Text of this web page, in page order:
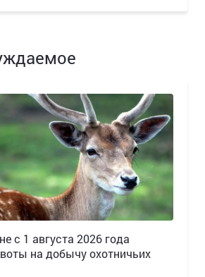
с 1 августа 2026 года
на добычу охотничьих